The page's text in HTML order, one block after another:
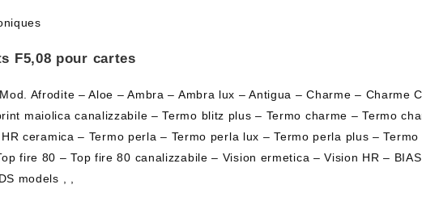
F5,08 pour cartes
Afrodite – Aloe – Ambra – Ambra lux – Antigua – Charme –
maiolica canalizzabile – Termo blitz plus – Termo charme – Termo
ceramica – Termo perla – Termo perla lux – Termo perla plus –
fire 80 – Top fire 80 canalizzabile – Vision ermetica – Vision HR –
models , ,